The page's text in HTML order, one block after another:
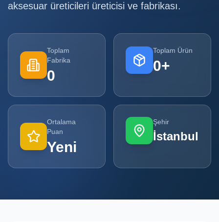
Tüm
Ürünler
POPÜLER
KATEGORILER
Şişe ve Kavanoz Üreticileri
Ambalaj Üreticileri
aksesuar üreticileri üreticisi ve fabrikası.
Toplam
Fabrika
0
Toplam Ürün
0+
Ortalama
Puan
Yeni
Şehir
İstanbul